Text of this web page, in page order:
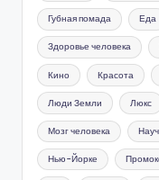
Губная помада Еда
Здоровье человека
Кино Красота
Люди Земли Люкс
Мозг человека
Нью-Йорке